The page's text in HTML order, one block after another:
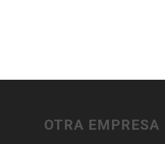
OTRA EMPRESA